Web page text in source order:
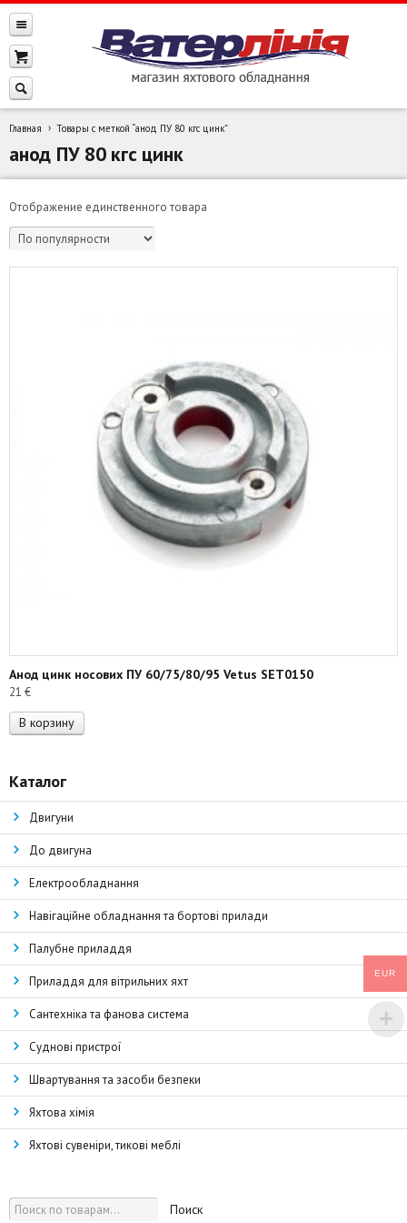
Главная Товары с меткой “анод ПУ 80 кгс цинк”
анод ПУ 80 кгс цинк
Отображение единственного товара
Анод цинк носових ПУ 60/75/80/95 Vetus SET0150
21 €
В корзину
Каталог
Двигуни
До двигуна
Електрообладнання
Навігаційне обладнання та бортові прилади
Палубне приладдя
Приладдя для вітрильних яхт
Сантехніка та фанова система
Суднові пристрої
Швартування та засоби безпеки
Яхтова хімія
Яхтові сувеніри, тикові меблі
Поиск
EUR